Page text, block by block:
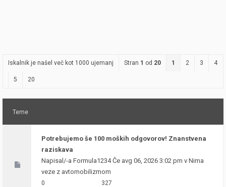
Iskalnik je našel več kot 1000 ujemanj Stran 1 od 20 1 2 3 4
5 20
Teme
Potrebujemo še 100 moških odgovorov! Znanstvena
raziskava
Napisal/-a Formula1234Če avg 06, 2026 3:02 pm v Nima
veze z avtomobilizmom
0
327